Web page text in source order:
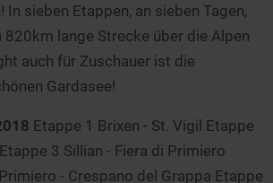
sieben Etappen, an sieben Tagen,
820km lange Strecke über die Alpen
auch für Zuschauer ist die
Gardasee!
Etappe 1 Brixen - St. Vigil Etappe
3 Sillian - Fiera di Primiero
- Crespano del Grappa Etappe